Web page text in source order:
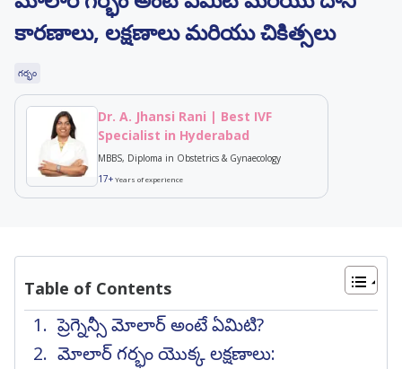
కారణాలు, లక్షణాలు మరియు చికిత్సలు
గర్భం
Dr. A. Jhansi Rani | Best IVF
Specialist in Hyderabad
MBBS, Diploma in Obstetrics & Gynaecology
17+Years of experience
Table of Contents
ప్రెగ్నెన్సీ మోలార్ అంటే ఏమిటి?
మోలార్ గర్భం యొక్క లక్షణాలు: